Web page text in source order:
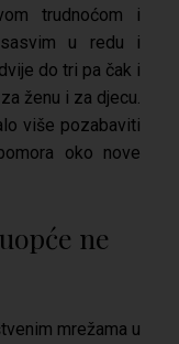
trudnoćom i
u redu i
do tri pa čak i
ženu i za djecu.
više pozabaviti
oko nove
ne
mrežama u